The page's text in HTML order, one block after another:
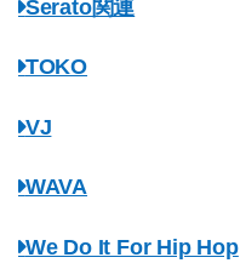
Serato関連
TOKO
VJ
WAVA
We Do It For Hip Hop